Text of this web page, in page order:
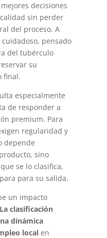
decisiones
sin perder
del proceso. A
pensado
del tubérculo
su
final.
especialmente
de responder a
premium. Para
regularidad y
depende
sino
se lo clasifica,
para su salida.
un impacto
La clasificación
dinámica
local en